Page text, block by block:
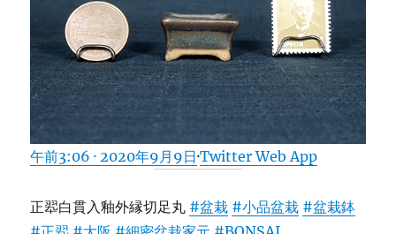
午前3:06 · 2020年9月9日·Twitter Web App
正翆白貫入釉外縁切足丸 #盆栽 #小品盆栽 #盆栽鉢